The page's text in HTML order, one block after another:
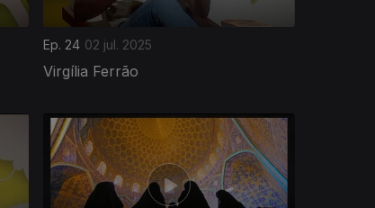
Ep. 24 02 jul. 2025
Virgília Ferrão